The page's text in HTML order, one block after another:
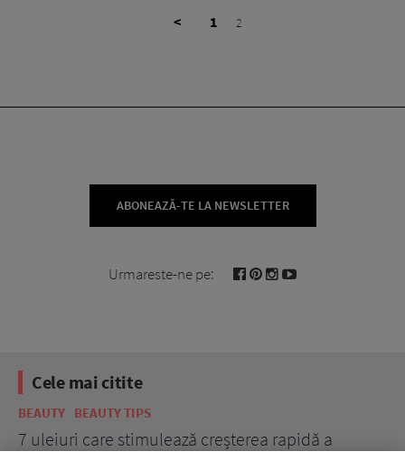
< 1 2
ABONEAZĂ-TE LA NEWSLETTER
Urmareste-ne pe:
Cele mai citite
BEAUTY BEAUTY TIPS
7 uleiuri care stimulează creșterea rapidă a